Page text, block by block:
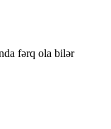
fərq ola bilər